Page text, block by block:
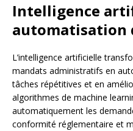
Intelligence
automatisation
L’intelligence artificielle
mandats administratifs en
tâches répétitives et en
algorithmes de machine
automatiquement les
conformité réglementaire et